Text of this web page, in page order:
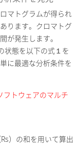
マトグラムが得られ
ります。クロマトグ
が発生します。
状態を以下の式１を
に最適な分析条件を
トウェアのマルチ
）の和を用いて算出